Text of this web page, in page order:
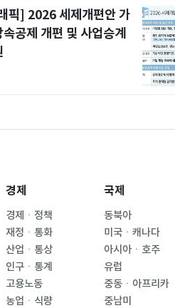
픽] 2026 세제개편안 가
속공제 개편 및 사업승계
경제
경제ㆍ정책
재정ㆍ통화
산업ㆍ통상
인구ㆍ통계
고용노동
농업ㆍ식량
국제
동북아
미국ㆍ캐나다
아시아ㆍ호주
유럽
중동ㆍ아프리카
중남미